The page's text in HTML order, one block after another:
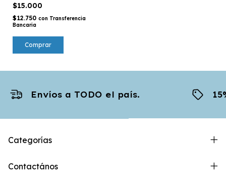
$15.000
$12.750 con Transferencia
Bancaria
Envíos a TODO el país.
Categorías
Contactános